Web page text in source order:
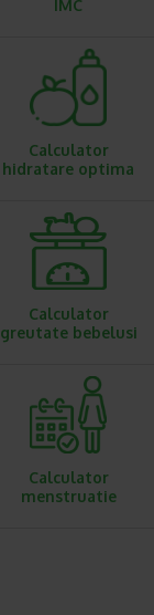
IMC
Calculator
hidratare optima
Calculator
greutate bebelusi
Calculator
menstruatie